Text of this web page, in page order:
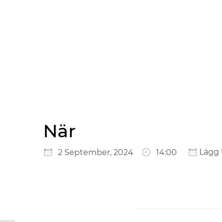
När
2 September, 2024 14:00 Lägg
Ladda ner ICS